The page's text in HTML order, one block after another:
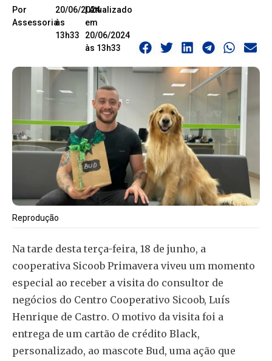
Por
Assessoria
20/06/2024
às
13h33
| Atualizado
em
20/06/2024
às 13h33
Reprodução
Na tarde desta terça-feira, 18 de junho, a
cooperativa Sicoob Primavera viveu um momento
especial ao receber a visita do consultor de
negócios do Centro Cooperativo Sicoob, Luís
Henrique de Castro. O motivo da visita foi a
entrega de um cartão de crédito Black,
personalizado, ao mascote Bud, uma ação que